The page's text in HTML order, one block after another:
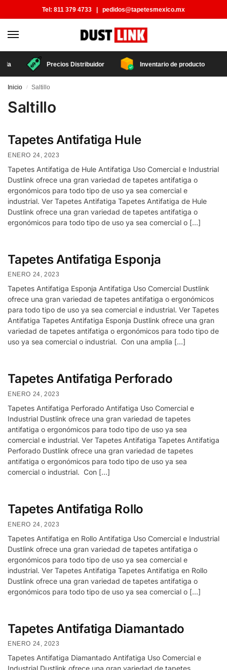
Tel: 811 379 4733 | pedidos@tapetesmexico.mx
Precios Distribuidor Inventario de producto
Inicio / Saltillo
Saltillo
Tapetes Antifatiga Hule
ENERO 24, 2023
Tapetes Antifatiga de Hule Antifatiga Uso Comercial e Industrial
Dustlink ofrece una gran variedad de tapetes antifatiga o
ergonómicos para todo tipo de uso ya sea comercial e
industrial. Ver Tapetes Antifatiga Tapetes Antifatiga de Hule
Dustlink ofrece una gran variedad de tapetes antifatiga o
ergonómicos para todo tipo de uso ya sea comercial o […]
Tapetes Antifatiga Esponja
ENERO 24, 2023
Tapetes Antifatiga Esponja Antifatiga Uso Comercial Dustlink
ofrece una gran variedad de tapetes antifatiga o ergonómicos
para todo tipo de uso ya sea comercial e industrial. Ver Tapetes
Antifatiga Tapetes Antifatiga Esponja Dustlink ofrece una gran
variedad de tapetes antifatiga o ergonómicos para todo tipo de
uso ya sea comercial o industrial. Con una amplia […]
Tapetes Antifatiga Perforado
ENERO 24, 2023
Tapetes Antifatiga Perforado Antifatiga Uso Comercial e
Industrial Dustlink ofrece una gran variedad de tapetes
antifatiga o ergonómicos para todo tipo de uso ya sea
comercial e industrial. Ver Tapetes Antifatiga Tapetes Antifatiga
Perforado Dustlink ofrece una gran variedad de tapetes
antifatiga o ergonómicos para todo tipo de uso ya sea
comercial o industrial. Con […]
Tapetes Antifatiga Rollo
ENERO 24, 2023
Tapetes Antifatiga en Rollo Antifatiga Uso Comercial e Industrial
Dustlink ofrece una gran variedad de tapetes antifatiga o
ergonómicos para todo tipo de uso ya sea comercial e
industrial. Ver Tapetes Antifatiga Tapetes Antifatiga en Rollo
Dustlink ofrece una gran variedad de tapetes antifatiga o
ergonómicos para todo tipo de uso ya sea comercial o […]
Tapetes Antifatiga Diamantado
ENERO 24, 2023
Tapetes Antifatiga Diamantado Antifatiga Uso Comercial e